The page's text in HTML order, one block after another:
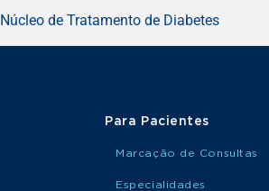
Núcleo de Tratamento de Diabetes
Para Pacientes
Marcação de Consultas
Especialidades